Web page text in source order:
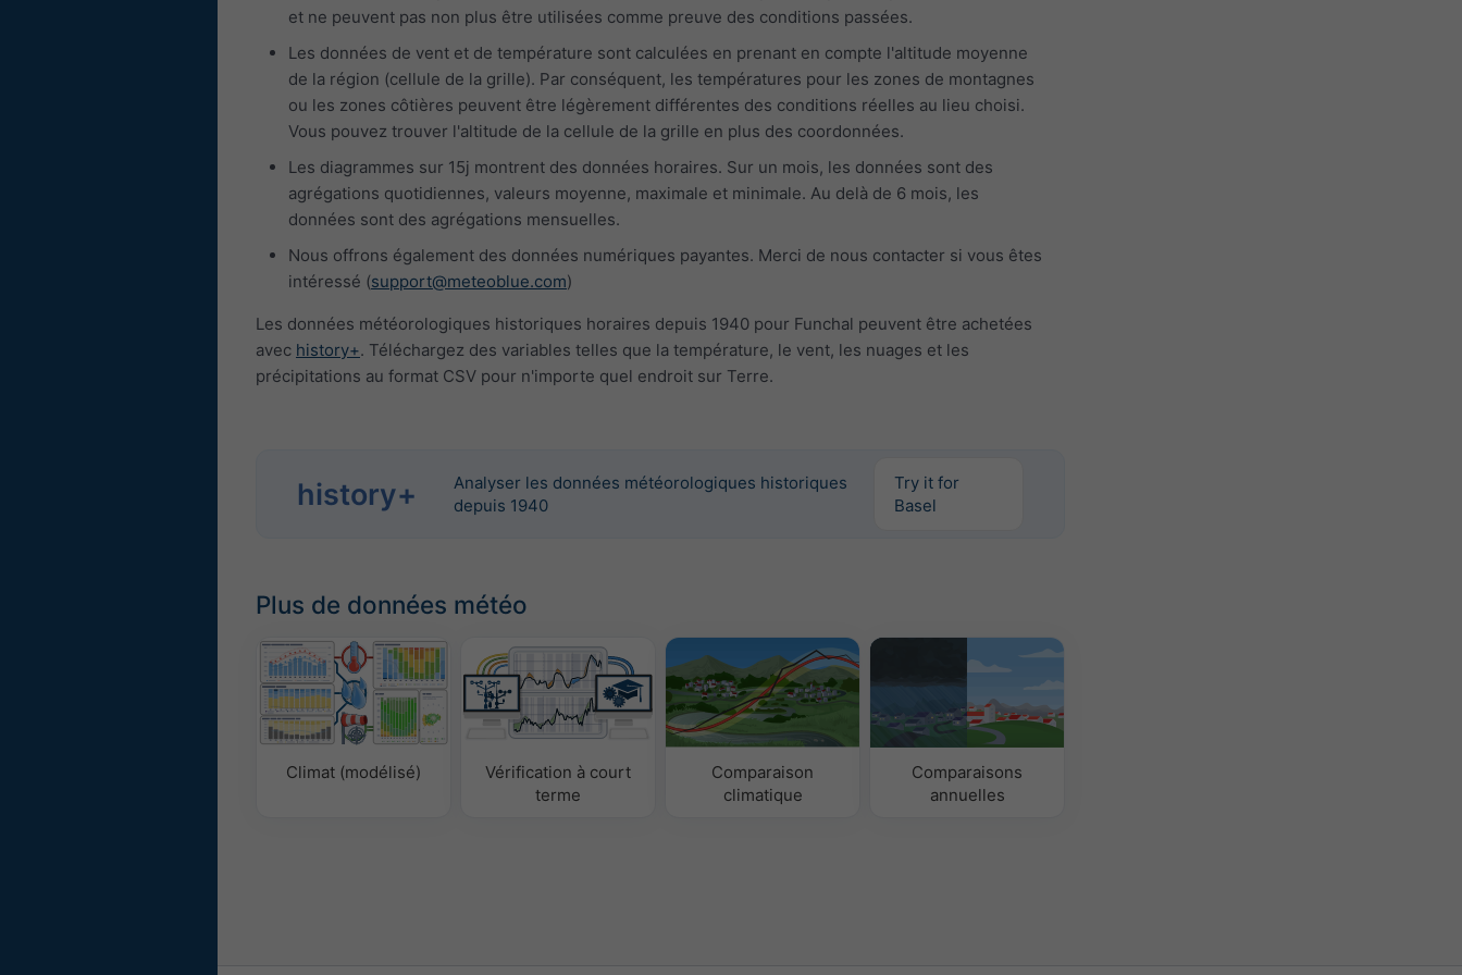
et ne peuvent pas non plus être utilisées comme preuve des conditions passées.
Les données de vent et de température sont calculées en prenant en compte l'altitude moyenne
de la région (cellule de la grille). Par conséquent, les températures pour les zones de montagnes
ou les zones côtières peuvent être légèrement différentes des conditions réelles au lieu choisi.
Vous pouvez trouver l'altitude de la cellule de la grille en plus des coordonnées.
Les diagrammes sur 15j montrent des données horaires. Sur un mois, les données sont des
agrégations quotidiennes, valeurs moyenne, maximale et minimale. Au delà de 6 mois, les
données sont des agrégations mensuelles.
Nous offrons également des données numériques payantes. Merci de nous contacter si vous êtes
intéressé (support@meteoblue.com)
Les données météorologiques historiques horaires depuis 1940 pour Funchal peuvent être achetées
avec history+. Téléchargez des variables telles que la température, le vent, les nuages et les
précipitations au format CSV pour n'importe quel endroit sur Terre.
history+
Analyser les données météorologiques historiques
depuis 1940
Try it for
Basel
Plus de données météo
Climat (modélisé)
Vérification à court
terme
Comparaison
climatique
Comparaisons
annuelles